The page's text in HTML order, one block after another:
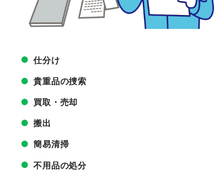
仕分け
貴重品の捜索
買取・売却
搬出
簡易清掃
不用品の処分